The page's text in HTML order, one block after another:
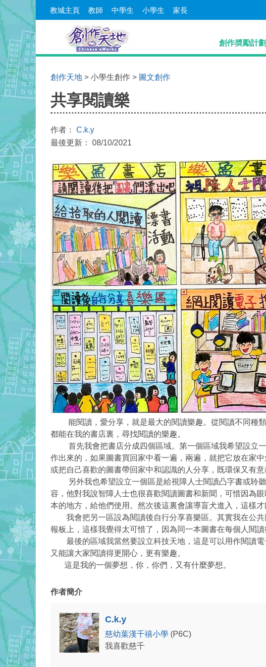
教城主頁 教師 中學生 小學生 家長
創作奬勵計劃
創作天地 > 小學生創作 > 圖文創作
共享閱讀樂
作者： C.k.y
最後更新： 08/10/2021
能閱讀，愛分享，就是最大的閱讀樂趣。從閱讀不同種類
都能在我的書店裏，尋找閱讀的樂趣。
首先我會把書店分成四個區域。第一個區域我希望設立一
作出來的，如果圖書買回家中看一遍，兩遍，就把它放在家
或把自己喜歡的圖書帶回家中和認識的人分享，既環保又有
另外我也希望設立一個區是給視障人士閱讀凸字書或聆聽
容，他對我說智障人士也很喜歡閱讀圖書和新聞，可惜因為
本的地方，給他們使用。然次後這裏會讓導盲犬進入，這樣才
我會把另一區設為閱讀後自行分享喜樂區。其實我在公共
報板上，這樣我覺得太可惜了，因為同一本圖書在每個人閱
最後的區域我當然要設立科技天地，這是可以用作閱讀電
又能讓大家閱讀得更開心，更有樂趣。
這是我的一個夢想，你，你們，又有什麼夢想。
作者簡介
C.k.y
慈幼葉漢千禧小學 (P6C)
我喜歡慈千